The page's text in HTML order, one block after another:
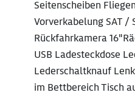
Seitenscheiben
Vorverkabelung SAT /
Rückfahrkamera
USB Ladesteckdose
Lederschaltknauf
im Bettbereich Tisch